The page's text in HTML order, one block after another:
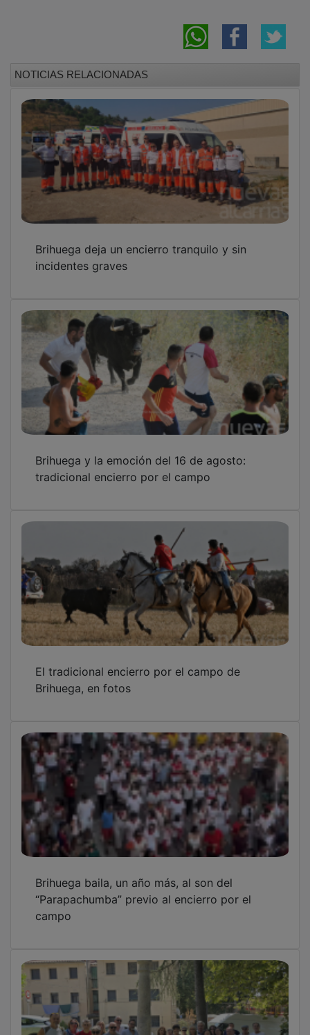
incidentes graves
tradicional encierro por el campo
Brihuega, en fotos
“Parapachumba” previo al encierro por el
campo